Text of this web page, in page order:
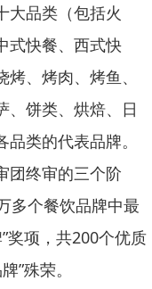
大品类（包括火
式快餐、西式快
、烤肉、烤鱼、
、饼类、烘焙、日
类的代表品牌。
团终审的三个阶
多个餐饮品牌中最
奖项，共200个优质
”殊荣。